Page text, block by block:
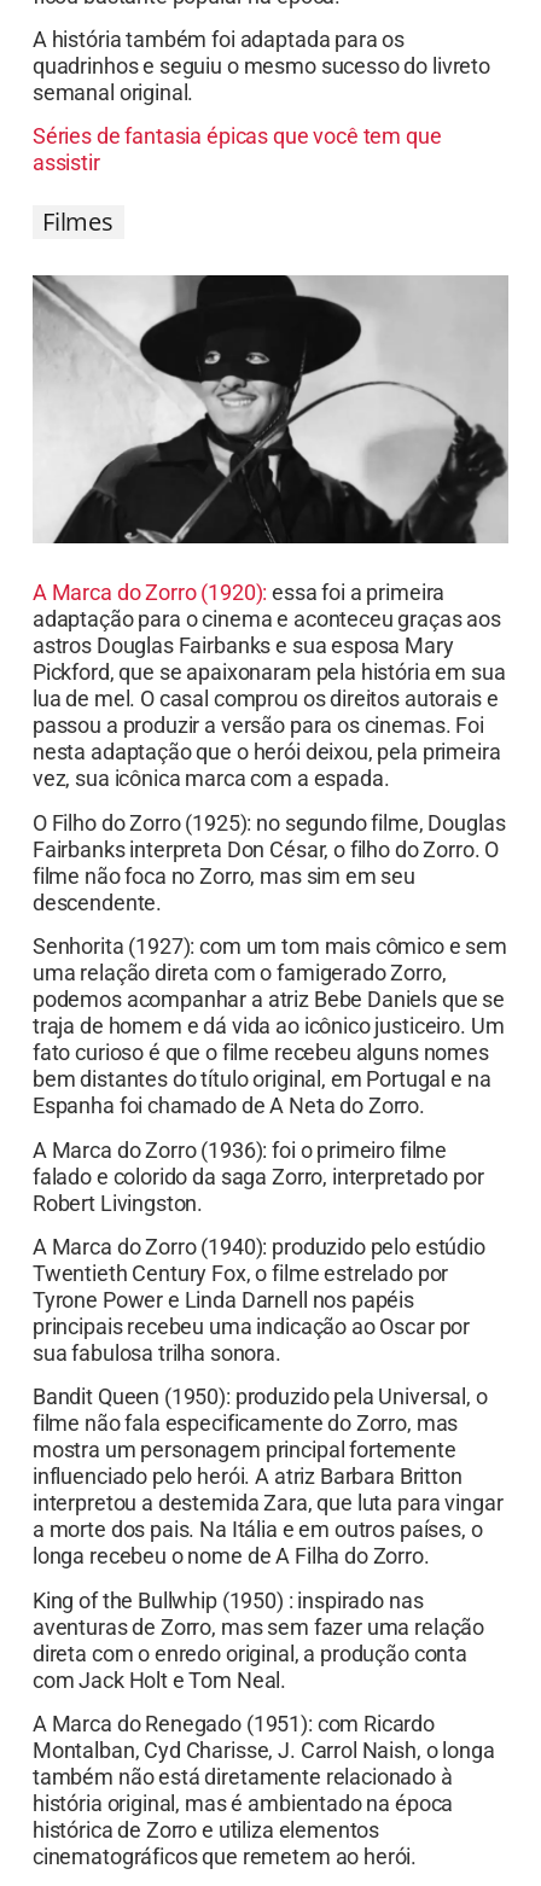
A história também foi adaptada para os
quadrinhos e seguiu o mesmo sucesso do livreto
semanal original.
Séries de fantasia épicas que você tem que
assistir
Filmes
A Marca do Zorro (1920):essa foi a primeira
adaptação para o cinema e aconteceu graças aos
astros Douglas Fairbanks e sua esposa Mary
Pickford, que se apaixonaram pela história em sua
lua de mel. O casal comprou os direitos autorais e
passou a produzir a versão para os cinemas. Foi
nesta adaptação que o herói deixou, pela primeira
vez, sua icônica marca com a espada.
O Filho do Zorro (1925): no segundo filme, Douglas
Fairbanks interpreta Don César, o filho do Zorro. O
filme não foca no Zorro, mas sim em seu
descendente.
Senhorita (1927): com um tom mais cômico e sem
uma relação direta com o famigerado Zorro,
podemos acompanhar a atriz Bebe Daniels que se
traja de homem e dá vida ao icônico justiceiro. Um
fato curioso é que o filme recebeu alguns nomes
bem distantes do título original, em Portugal e na
Espanha foi chamado de A Neta do Zorro.
A Marca do Zorro (1936): foi o primeiro filme
falado e colorido da saga Zorro, interpretado por
Robert Livingston.
A Marca do Zorro (1940): produzido pelo estúdio
Twentieth Century Fox, o filme estrelado por
Tyrone Power e Linda Darnell nos papéis
principais recebeu uma indicação ao Oscar por
sua fabulosa trilha sonora.
Bandit Queen (1950): produzido pela Universal, o
filme não fala especificamente do Zorro, mas
mostra um personagem principal fortemente
influenciado pelo herói. A atriz Barbara Britton
interpretou a destemida Zara, que luta para vingar
a morte dos pais. Na Itália e em outros países, o
longa recebeu o nome de A Filha do Zorro.
King of the Bullwhip (1950) : inspirado nas
aventuras de Zorro, mas sem fazer uma relação
direta com o enredo original, a produção conta
com Jack Holt e Tom Neal.
A Marca do Renegado (1951): com Ricardo
Montalban, Cyd Charisse, J. Carrol Naish, o longa
também não está diretamente relacionado à
história original, mas é ambientado na época
histórica de Zorro e utiliza elementos
cinematográficos que remetem ao herói.